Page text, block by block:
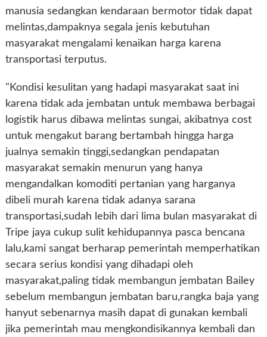
manusia sedangkan kendaraan bermotor tidak dapat
melintas,dampaknya segala jenis kebutuhan
masyarakat mengalami kenaikan harga karena
transportasi terputus.
"Kondisi kesulitan yang hadapi masyarakat saat ini
karena tidak ada jembatan untuk membawa berbagai
logistik harus dibawa melintas sungai, akibatnya cost
untuk mengakut barang bertambah hingga harga
jualnya semakin tinggi,sedangkan pendapatan
masyarakat semakin menurun yang hanya
mengandalkan komoditi pertanian yang harganya
dibeli murah karena tidak adanya sarana
transportasi,sudah lebih dari lima bulan masyarakat di
Tripe jaya cukup sulit kehidupannya pasca bencana
lalu,kami sangat berharap pemerintah memperhatikan
secara serius kondisi yang dihadapi oleh
masyarakat,paling tidak membangun jembatan Bailey
sebelum membangun jembatan baru,rangka baja yang
hanyut sebenarnya masih dapat di gunakan kembali
jika pemerintah mau mengkondisikannya kembali dan